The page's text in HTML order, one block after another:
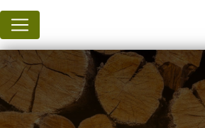
Panneau de gestion des cookies